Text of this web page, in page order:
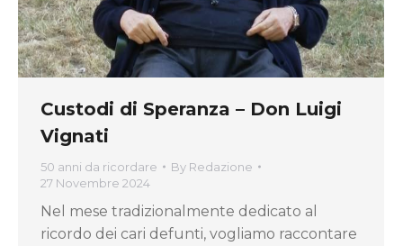
Custodi di Speranza – Don Luigi
Vignati
50 anni da ricordare By Redazione
27 Novembre 2024
Nel mese tradizionalmente dedicato al
ricordo dei cari defunti, vogliamo raccontare